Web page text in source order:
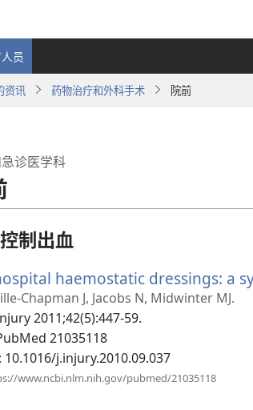
员
资讯 药物治疗和外科手术 院前
诊医学科
制出血
haemostatic dressings: a
Chapman J, Jacobs N, Midwinter MJ.
2011;42(5):447-59.
21035118
‎: 10.1016/j.injury.2010.09.037
www.ncbi.nlm.nih.gov/pubmed/21035118